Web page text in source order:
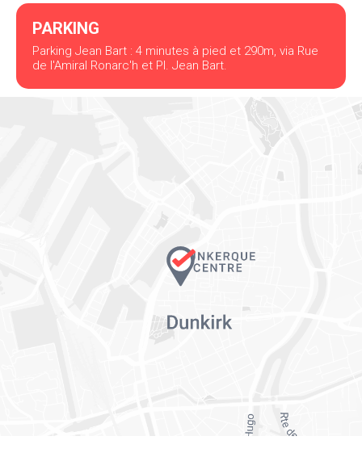
PARKING
Parking Jean Bart : 4 minutes à pied et 290m, via Rue
de l'Amiral Ronarc'h et Pl. Jean Bart.